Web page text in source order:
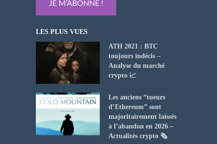
LES PLUS VUES
ATH 2021 : BTC
toujours indécis –
Analyse du marché
crypto 📈
Les anciens “tueurs
d’Ethereum” sont
majoritairement laissés
à l’abandon en 2026 –
Actualités crypto 🗞️